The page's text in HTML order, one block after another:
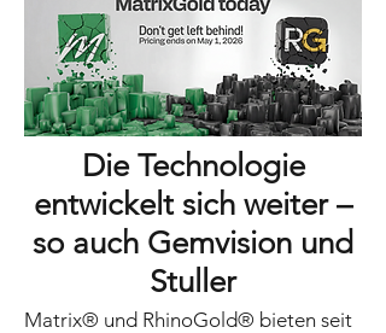
Die Technologie
entwickelt sich weiter –
so auch Gemvision und
Stuller
Matrix® und RhinoGold® bieten seit